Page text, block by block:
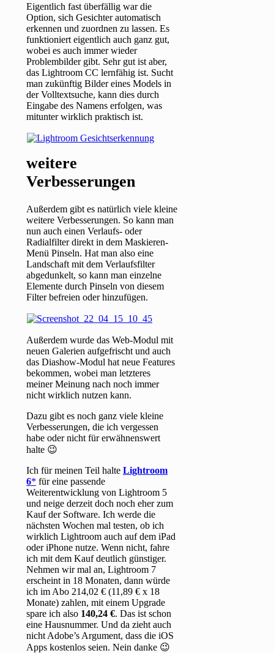
Eigentlich fast überfällig war die
Option, sich Gesichter automatisch
erkennen und zuordnen zu lassen. Es
funktioniert eigentlich auch ganz gut,
wobei es auch immer wieder
Problembilder gibt. Sehr gut ist aber,
das Lightroom CC lernfähig ist. Sucht
man zukünftig Bilder eines Models in
der Volltextsuche, kann dies durch
Eingabe des Namens erfolgen, was
mitunter wirklich praktisch ist.
weitere
Verbesserungen
Außerdem gibt es natürlich viele kleine
weitere Verbesserungen. So kann man
nun auch einen Verlaufs- oder
Radialfilter direkt in dem Maskieren-
Menü Pinseln. Hat man also eine
Landschaft mit dem Verlaufsfilter
abgedunkelt, so kann man einzelne
Elemente durch Pinseln von diesem
Filter befreien oder hinzufügen.
Außerdem wurde das Web-Modul mit
neuen Galerien aufgefrischt und auch
das Diashow-Modul hat neue Features
bekommen, wobei man letzteres
meiner Meinung nach noch immer
nicht wirklich nutzen kann.
Dazu gibt es noch ganz viele kleine
Verbesserungen, die ich vergessen
habe oder nicht für erwähnenswert
halte 😉
Ich für meinen Teil halteLightroom
6
für eine passende
Weiterentwicklung von Lightroom 5
und neige derzeit doch noch eher zum
Kauf der Software. Ich werde die
nächsten Wochen mal testen, ob ich
wirklich Lightroom auch auf dem iPad
oder iPhone nutze. Wenn nicht, fahre
ich mit dem Kauf deutlich günstiger.
Nehmen wir mal an, Lightroom 7
erscheint in 18 Monaten, dann würde
ich im Abo 214,02 € (11,89 € x 18
Monate) zahlen, mit einem Upgrade
spare ich also 140,24 €. Das ist schon
eine Hausnummer. Und da zieht auch
nicht Adobe’s Argument, dass die iOS
Apps kostenlos seien. Nein danke 😉